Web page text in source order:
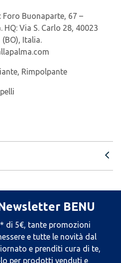
Foro Buonaparte, 67 –
Via S. Carlo 28, 40023
Italia.
Rimpolpante
BENU
di 5€, tante promozioni
e tutte le novità dal
e prenditi cura di te,
per prodotti venduti e